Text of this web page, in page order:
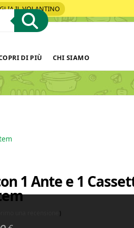
IL VOLANTINO
DI PIÙ CHI SIAMO
1 Ante e 1
)